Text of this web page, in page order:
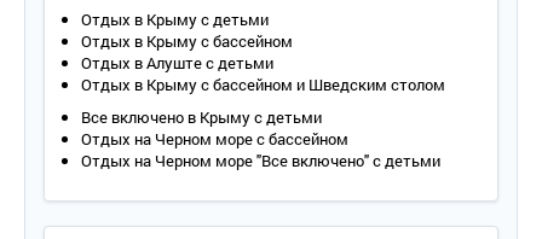
Отдых в Крыму с детьми
Отдых в Крыму с бассейном
Отдых в Алуште с детьми
Отдых в Крыму с бассейном и Шведским столом
Все включено в Крыму с детьми
Отдых на Черном море с бассейном
Отдых на Черном море "Все включено" с детьми